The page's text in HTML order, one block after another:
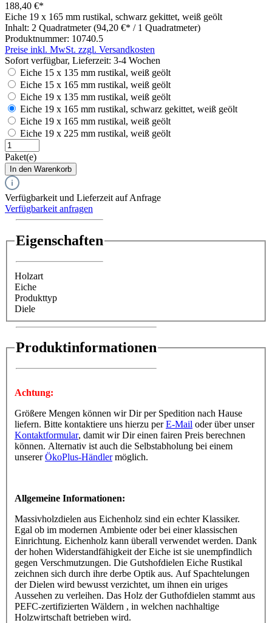
188,40 €*
Eiche 19 x 165 mm rustikal, schwarz gekittet, weiß geölt
Inhalt: 2 Quadratmeter (94,20 €* / 1 Quadratmeter)
Produktnummer: 10740.5
Preise inkl. MwSt. zzgl. Versandkosten
Sofort verfügbar, Lieferzeit: 3-4 Wochen
Eiche 15 x 135 mm rustikal, weiß geölt
Eiche 15 x 165 mm rustikal, weiß geölt
Eiche 19 x 135 mm rustikal, weiß geölt
Eiche 19 x 165 mm rustikal, schwarz gekittet, weiß geölt
Eiche 19 x 165 mm rustikal, weiß geölt
Eiche 19 x 225 mm rustikal, weiß geölt
Paket(e)
In den Warenkorb
Verfügbarkeit und Lieferzeit auf Anfrage
Verfügbarkeit anfragen
Eigenschaften
Holzart
Eiche
Produkttyp
Diele
Produktinformationen
Achtung:
Größere Mengen können wir Dir per Spedition nach Hause
liefern. Bitte kontaktiere uns hierzu perE-Mail oder über unser
Kontaktformular, damit wir Dir einen fairen Preis berechnen
können. Alternativ ist auch die Selbstabholung bei einem
unsererÖkoPlus-Händlermöglich.
Allgemeine Informationen:
Massivholzdielen aus Eichenholz sind ein echter Klassiker.
Egal ob im modernen Ambiente oder bei einer klassischen
Einrichtung. Eichenholz kann überall verwendet werden. Dank
der hohen Widerstandfähigkeit der Eiche ist sie unempfindlich
gegen Verschmutzungen. Die Gutshofdielen Eiche Rustikal
zeichnen sich durch ihre derbe Optik aus. Auf Spachtelungen
der Dielen wird bewusst verzichtet, um ihnen ein uriges
Aussehen zu verleihen. Das Holz der Guthofdielen stammt aus
PEFC-zertifizierten Wäldern , in welchen nachhaltige
Holzwirtschaft betrieben wird.